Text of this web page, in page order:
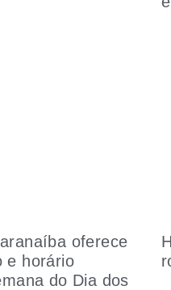
oferece
e horário
do Dia dos